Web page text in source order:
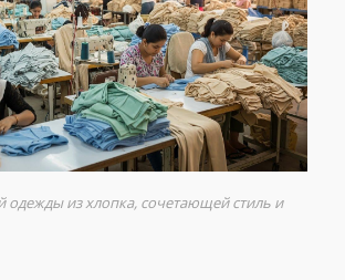
из хлопка, сочетающей стиль и